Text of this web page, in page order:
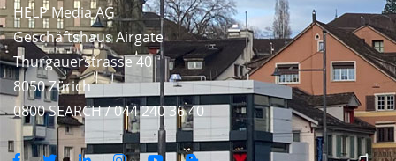
HELP Media AG
Geschäftshaus Airgate
Thurgauerstrasse 40
8050 Zürich
0800 SEARCH / 044 240 36 40